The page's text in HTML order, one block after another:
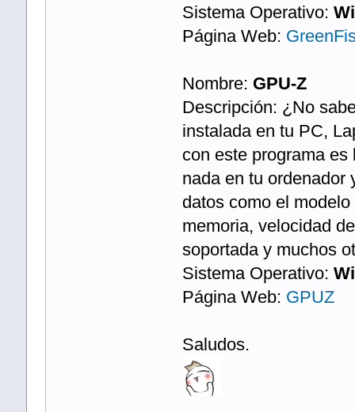
Sistema Operativo:
Página Web:
Nombre: GPU-Z
Descripción: ¿No
instalada en tu PC,
con este programa
nada en tu ordenador
datos como el
memoria, velocidad
soportada y muchos
Sistema Operativo:
Página Web: GPUZ
Saludos.